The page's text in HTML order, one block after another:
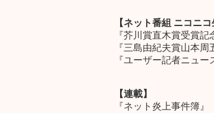
【ネット番組 ニコニコ
『芥川賞直木賞受賞
『三島由紀夫賞山本
『ユーザー記者ニュー
【連載】
『ネット炎上事件簿』